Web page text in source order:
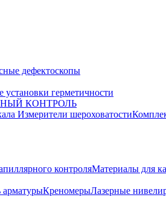
дефектоскопы
герметичности
КОНТРОЛЬ
Измерители шероховатости
контроляМатериалы для
арматурыКреномерыЛазерные